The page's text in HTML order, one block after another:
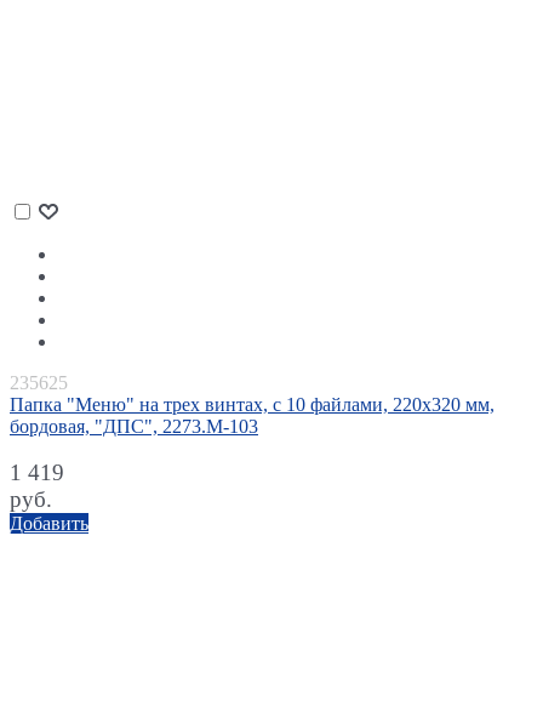
235625
Папка "Меню" на трех винтах, с 10 файлами, 220х320 мм,
бордовая, "ДПС", 2273.М-103
1 419
руб.
Добавить